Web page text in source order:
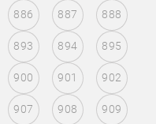
886 887 888
893 894 895
900 901 902
907 908 909